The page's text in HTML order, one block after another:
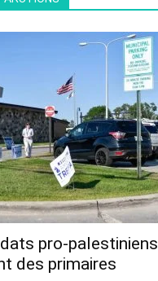
pro-palestiniens
des primaires